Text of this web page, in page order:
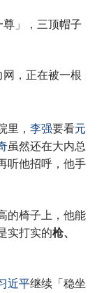
」，三顶帽子
，正在被一根
里， 李强要看元
虽然还在大内总
听他招呼，他手
的椅子上，他能
实打实的枪、
近平继续「稳坐